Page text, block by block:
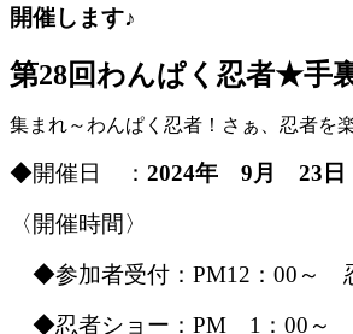
開催します♪
第28回わんぱく忍者★手
集まれ～わんぱく忍者！さぁ、忍者を
◆開催日 ： 2024年 9月 23日
〈開催時間〉
◆参加者受付：PM12：00～
◆忍者ショー：PM 1：00